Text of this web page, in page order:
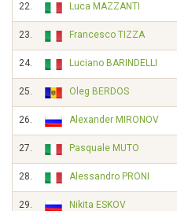
22. Luca MAZZANTI
23. Francesco TIZZA
24. Luciano BARINDELLI
25. Oleg BERDOS
26. Alexander MIRONOV
27. Pasquale MUTO
28. Alessandro PRONI
29. Nikita ESKOV